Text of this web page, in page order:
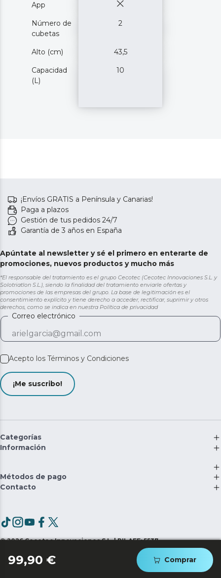
99,90 € Comprar
App
Número de
cubetas
2
Alto (cm) 43,5
Capacidad
(L)
10
¡Envíos GRATIS a Península y Canarias!
Paga a plazos
Gestión de tus pedidos 24/7
Garantía de 3 años en España
Apúntate al newsletter y sé el primero en enterarte de
promociones, nuevos productos y mucho más
*El responsable del tratamiento es el grupo Cecotec (Cecotec Innovaciones S.L. y
Solotriatlon S.L.), siendo la finalidad del tratamiento enviarle ofertas y
promociones de las empresas del grupo. La base de legitimación es el
consentimiento explícito y tiene derecho a acceder, rectificar, suprimir y otros
derechos, como se indica en nuestra Política de privacidad
Correo electrónico
Acepto los Términos y Condiciones
¡Me suscribo!
Categorías
Información
Métodos de pago
Contacto
©2026 Cecotec Innovaciones S.L. | RII-AEE: 5537